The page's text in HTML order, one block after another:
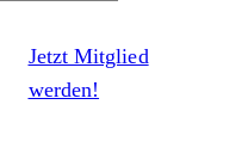
Jetzt Mitglied
werden!